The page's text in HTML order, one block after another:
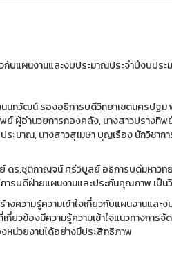
วกับแผนงานและงบประมาณประจำปีงบปร
นทวัฒน์ รองอธิการบดีวิทยาเขตนครปฐ
ผู้อำนวยการกองคลัง, นางสาวปรางทิ
ะมาณ, นางสาวสุเมษา บุญเรือง นักวิชาก
ดร.ชุติกาญจน์ ศรีวิบูลย์ อธิการบดีมหาวิท
ารบดีฝ่ายแผนงานและประกันคุณภาพ เป็
างความรู้ความเข้าใจเกี่ยวกับแผนงานแ
ยวข้องมีความรู้ความเข้าใจแนวทางการ
หน่วยงานได้อย่างมีประสิทธิภาพ